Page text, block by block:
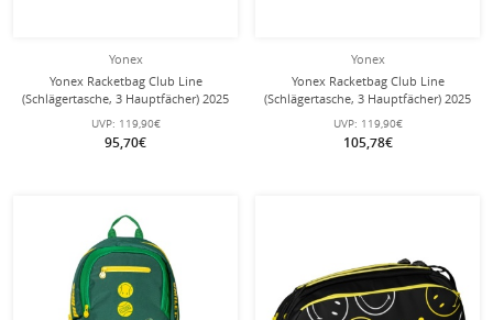
Yonex
Yonex Racketbag Club Line
(Schlägertasche, 3 Hauptfächer) 2025
midnight navyblau 12er
UVP: 119,90€
95,70€
Yonex
Yonex Racketbag Club Line
(Schlägertasche, 3 Hauptfächer) 2025
petrol/mintgrün 12er
UVP: 119,90€
105,78€